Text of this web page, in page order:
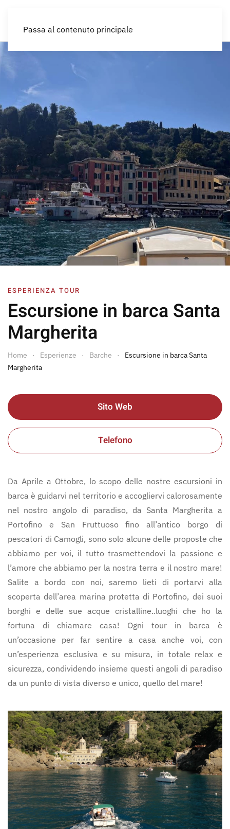
Passa al contenuto principale
ESPERIENZA TOUR
Escursione in barca Santa
Margherita
Home Esperienze Barche
Escursione in barca Santa
Margherita
Sito Web
Telefono
Da Aprile a Ottobre, lo scopo delle nostre escursioni in
barca è guidarvi nel territorio e accogliervi calorosamente
nel nostro angolo di paradiso, da Santa Margherita a
Portofino e San Fruttuoso fino all’antico borgo di
pescatori di Camogli, sono solo alcune delle proposte che
abbiamo per voi, il tutto trasmettendovi la passione e
l’amore che abbiamo per la nostra terra e il nostro mare!
Salite a bordo con noi, saremo lieti di portarvi alla
scoperta dell’area marina protetta di Portofino, dei suoi
borghi e delle sue acque cristalline..luoghi che ho la
fortuna di chiamare casa! Ogni tour in barca è
un’occasione per far sentire a casa anche voi, con
un’esperienza esclusiva e su misura, in totale relax e
sicurezza, condividendo insieme questi angoli di paradiso
da un punto di vista diverso e unico, quello del mare!